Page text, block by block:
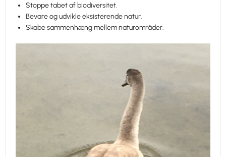
Stoppe tabet af biodiversitet.
Bevare og udvikle eksisterende natur.
Skabe sammenhæng mellem naturområder.